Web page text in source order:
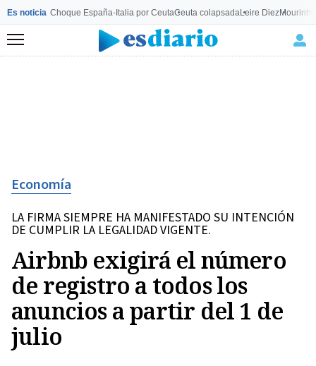
Es noticia Choque España-Italia por CeutaCeuta colapsadaLeire Diez
Menú
Economía
LA FIRMA SIEMPRE HA MANIFESTADO SU INTENCIÓN
DE CUMPLIR LA LEGALIDAD VIGENTE.
Airbnb exigirá el número
de registro a todos los
anuncios a partir del 1 de
julio